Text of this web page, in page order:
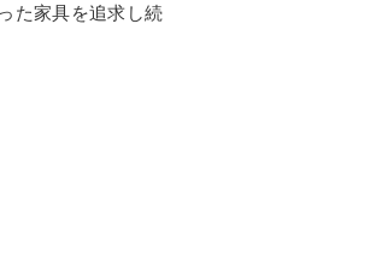
た家具を追求し続